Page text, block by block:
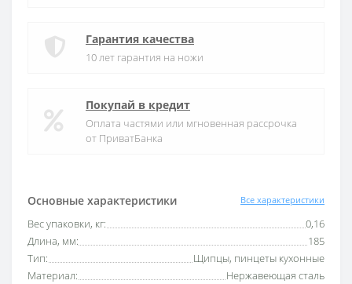
Основные характеристики Все характеристики
Вес упаковки, кг:
0,16
Длина, мм:
185
Тип:
Щипцы, пинцеты кухонные
Материал:
Нержавеющая сталь
Гарантия качества
10 лет гарантия на ножи
Покупай в кредит
Оплата частями или мгновенная рассрочка
от ПриватБанка